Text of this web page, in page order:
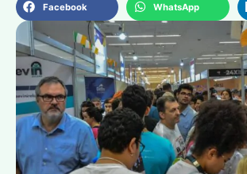
Facebook WhatsApp